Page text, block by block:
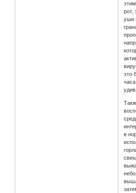
рот,
уши
это
в